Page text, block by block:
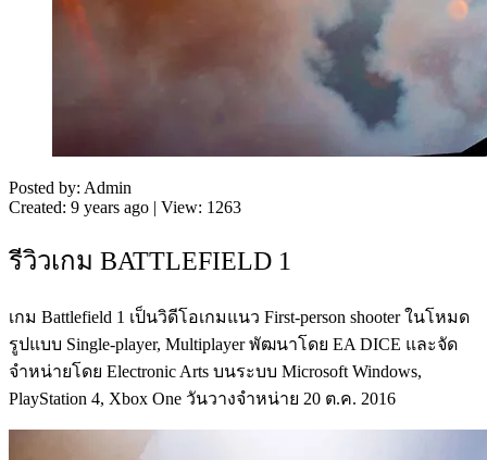
Posted by: Admin
Created: 9 years ago | View: 1263
รีวิวเกม BATTLEFIELD 1
เกม Battlefield 1 เป็นวิดีโอเกมแนว First-person shooter ในโหมด
รูปแบบ Single-player, Multiplayer พัฒนาโดย EA DICE และจัด
จำหน่ายโดย Electronic Arts บนระบบ Microsoft Windows,
PlayStation 4, Xbox One วันวางจำหน่าย 20 ต.ค. 2016